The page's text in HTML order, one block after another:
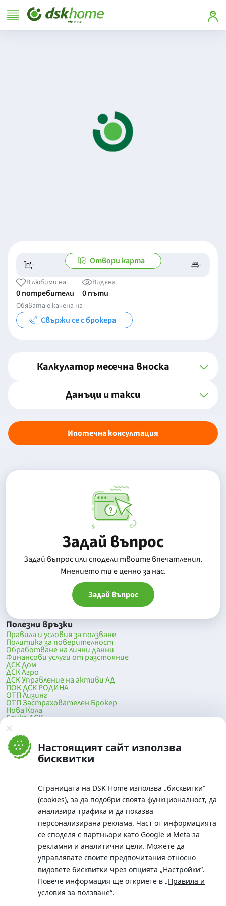
Настоящият сайт използва
бисквитки
Страницата на DSK Home използва „бисквитки“
(cookies), за да подобри своята функционалност, да
анализира трафика и да показва
персонализирана реклама. Част от информацията
се споделя с партньори като Google и Meta за
рекламни и аналитични цели. Можете да
управлявате своите предпочитания относно
видовете бисквитки чрез опцията „Настройки“.
Повече информация ще откриете в „Правила и
условия за ползване“.
- -/- -
Отвори карта
В любими на
0 потребители
Видяна
0 пъти
Обявата е качена на
Свържи се с брокера
Калкулатор месечна вноска
Данъци и такси
Ипотечна консултация
Задай въпрос
Задай въпрос или сподели твоите впечатления.
Mнението ти е ценно за нас.
Задай въпрос
Полезни връзки
Правила и условия за ползване
Политика за поверителност
Обработване на лични данни
Финансови услуги от разстояние
ДСК Дом
ДСК Агро
ДСК Управление на активи АД
ПОК ДСК РОДИНА
ОТП Лизинг
ОТП Застрахователен Брокер
Нова Кола
Банка ДСК
DSK Mobile
Оферти за продажба от Банка ДСК
Клонова мрежа и банкомати
До началото на страницата
Телефон:
0700 10 375 / *2375
Московска No.19 / ул. Г. Бенковски No. 5, София 1036
SWIFT/BIC: